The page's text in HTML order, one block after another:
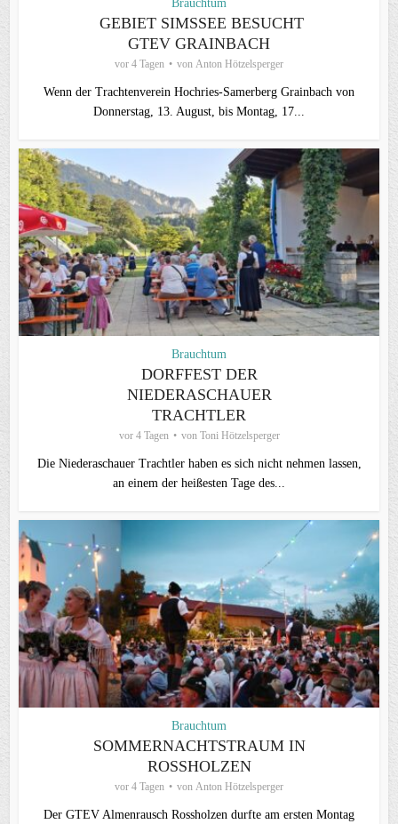
Brauchtum
GEBIET SIMSSEE BESUCHT
GTEV GRAINBACH
vor 4 Tagen von Anton Hötzelsperger
Wenn der Trachtenverein Hochries-Samerberg Grainbach von
Donnerstag, 13. August, bis Montag, 17...
Brauchtum
DORFFEST DER
NIEDERASCHAUER
TRACHTLER
vor 4 Tagen von Toni Hötzelsperger
Die Niederaschauer Trachtler haben es sich nicht nehmen lassen,
an einem der heißesten Tage des...
Brauchtum
SOMMERNACHTSTRAUM IN
ROSSHOLZEN
vor 4 Tagen von Anton Hötzelsperger
Der GTEV Almenrausch Rossholzen durfte am ersten Montag